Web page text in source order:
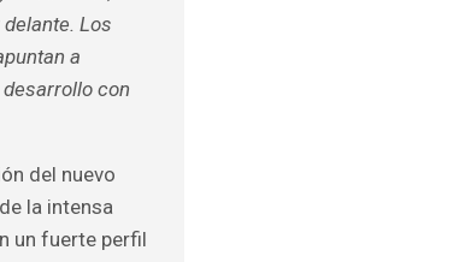
Los
a
con
del nuevo
la intensa
un fuerte perfil